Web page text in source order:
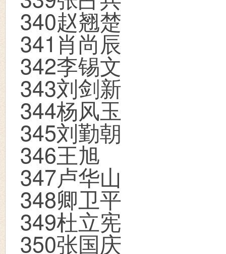
340赵翘楚
341肖尚辰
342李锡文
343刘剑新
344杨风玉
345刘勤朝
346王旭
347卢华山
348卿卫平
349杜立宪
350张国庆